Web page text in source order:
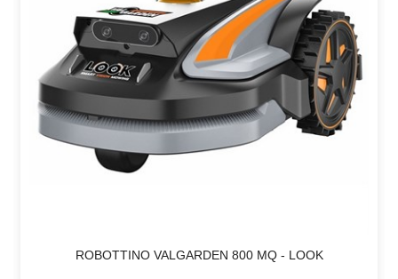
ROBOTTINO VALGARDEN 800 MQ - LOOK